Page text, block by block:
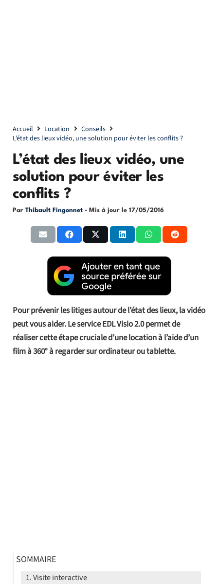
Accueil Location
Conseils
L’état des lieux vidéo, une solution pour éviter les conflits ?
L’état des lieux vidéo, une
solution pour éviter les
conflits ?
Par Thibault Fingonnet - Mis à jour le 17/05/2016
Pour prévenir les litiges autour de l’état des lieux, la vidéo
peut vous aider. Le service EDL Visio 2.0 permet de
réaliser cette étape cruciale d’une location à l’aide d’un
film à 360° à regarder sur ordinateur ou tablette.
SOMMAIRE
Visite interactive